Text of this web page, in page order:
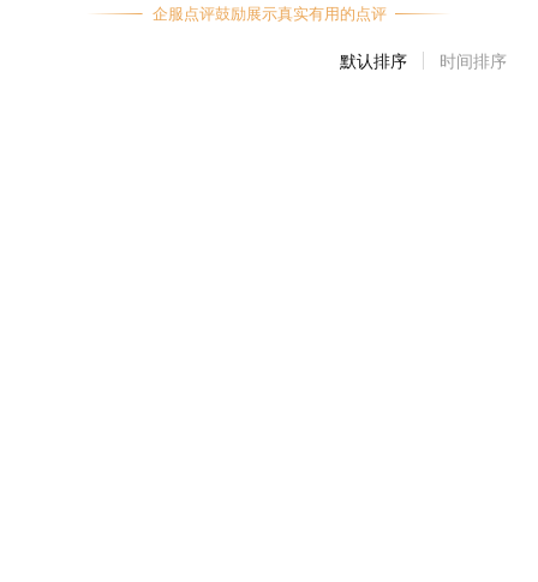
企服点评鼓励展示真实有用的点评
默认排序 时间排序